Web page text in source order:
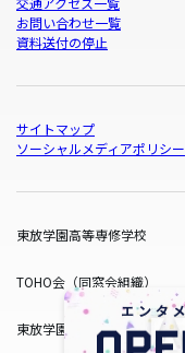
お問い合わせ一覧
資料送付の停止
サイトマップ
ソーシャルメディアポリシー
東放学園高等専修学校
TOHO会（同窓会組織）
東放学園サービス